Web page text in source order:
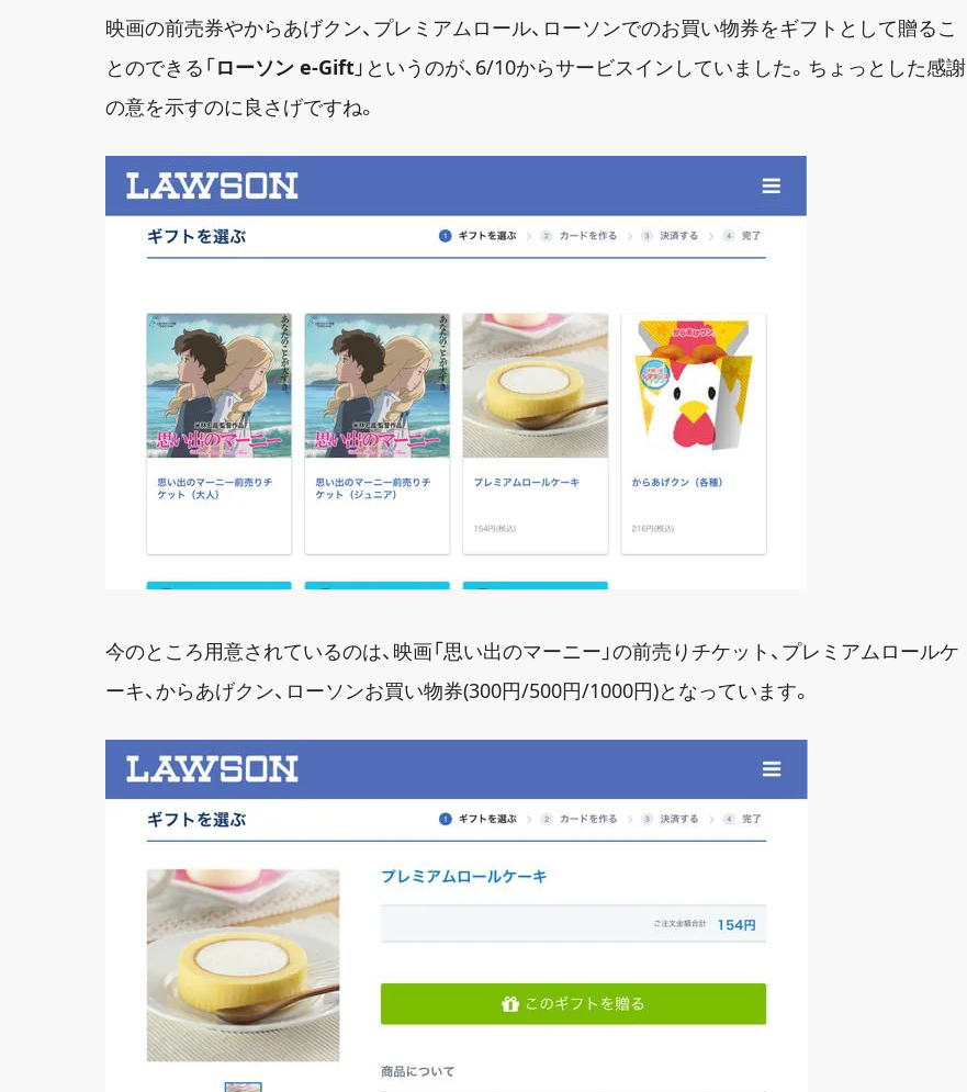
映画の前売券やからあげクン、プレミアムロール、ローソンでのお買い物券をギフトとして贈るこ
とのできる「ローソン e-Gift」というのが、6/10からサービスインしていました。ちょっとした感謝
の意を示すのに良さげですね。
今のところ用意されているのは、映画「思い出のマーニー」の前売りチケット、プレミアムロールケ
ーキ、からあげクン、ローソンお買い物券(300円/500円/1000円)となっています。